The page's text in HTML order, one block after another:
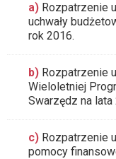
a) Rozpatrzenie
uchwały
rok 2016.
b) Rozpatrzenie
Wieloletniej
Swarzędz na
c) Rozpatrzenie
pomocy